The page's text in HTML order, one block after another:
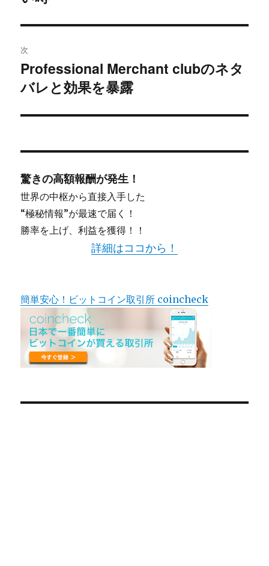
ー
シ
ョ
ン
次
次
の
稿:
Professional Merchant clubのネタ
バレと効果を暴露
驚きの高額報酬が発生！
世界の中枢から直接入手した
“極秘情報”が最速で届く！
勝率を上げ、利益を獲得！！
詳細はココから！
簡単安心！ビットコイン取引所 coincheck